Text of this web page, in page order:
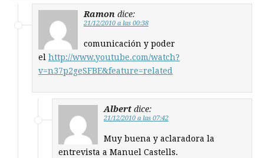
Ramon dice:
21/12/2010 a las 00:38
comunicación y poder
el http://www.youtube.com/watch?
v=n37p2geSFBE&feature=related
Albert dice:
21/12/2010 a las 07:42
Muy buena y aclaradora la
entrevista a Manuel Castells.